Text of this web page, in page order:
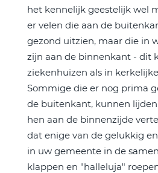
het kennelijk geestelijk wel
er velen die aan de
gezond uitzien, maar die in
zijn aan de binnenkant - dit
ziekenhuizen als in
Sommige die er nog prima
de buitenkant, kunnen
hen aan de binnenzijde
dat enige van de gelukkig
in uw gemeente in de
klappen en "halleluja"